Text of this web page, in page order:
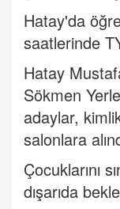
Hatay'da
saatlerinde
Hatay
Sökmen
adaylar,
salonlara
Çocuklarını
dışarıda